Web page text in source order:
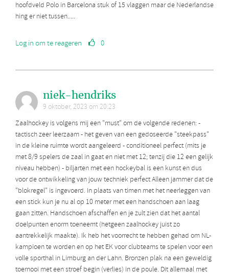
hoofdveld Polo in Barcelona stuk of 15 vlaggen maar de Nederlandse
hing er niet tussen.....
Log in om te reageren 0
niek-hendriks
9 oktober, 2023 om 20:23
Zaalhockey is volgens mij een "must" om de volgende redenen: -
tactisch zeer leerzaam - het geven van een gedoseerde "steekpass"
in de kleine ruimte wordt aangeleerd - conditioneel perfect (mits je
met 8/9 spelers de zaal in gaat en niet met 12; tenzij die 12 een gelijk
niveau hebben) - biljarten met een hockeybal is een kunst en dus
voor de ontwikkeling van jouw techniek perfect Alleen jammer dat de
"blokregel" is ingevoerd. In plaats van timen met het neerleggen van
een stick kun je nu al op 10 meter met een handschoen aan laag
gaan zitten. Handschoen afschaffen en je zult zien dat het aantal
doelpunten enorm toeneemt (hetgeen zaalhockey juist zo
aantrekkelijk maakte). Ik heb het voorrecht te hebben gehad om NL-
kampioen te worden en op het EK voor clubteams te spelen voor een
volle sporthal in Limburg an der Lahn. Bronzen plak na een geweldig
toernooi met een stroef begin (verlies) in de poule. Dit allemaal met